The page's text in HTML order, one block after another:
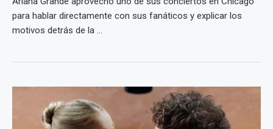
para hablar directamente con sus fanáticos y explicar los
motivos detrás de la ...